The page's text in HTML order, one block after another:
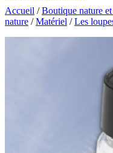
Accueil /Boutique nature
nature /Matériel /Les